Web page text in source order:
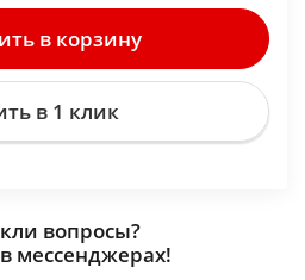
в корзину
в 1 клик
вопросы?
мессенджерах!